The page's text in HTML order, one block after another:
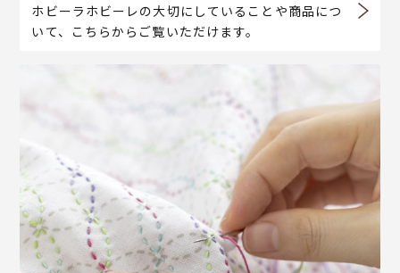
ホビーラホビーレの大切にしていることや商品につ
いて、こちらからご覧いただけます。